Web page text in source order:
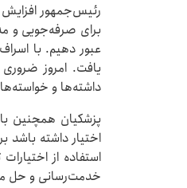
رئیس‌جمهور
برای صرفه‌جویی و
عبور دهیم. با
یافت. امروز
داشته‌ها و
پزشکیان همچنین
اختیار داشته باشد
استفاده از
خدمت‌رسانی و حل